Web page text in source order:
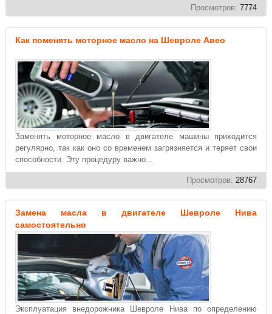
Просмотров: 7774
Как поменять моторное масло на Шевроле Авео
Заменять моторное масло в двигателе машины приходится
регулярно, так как оно со временем загрязняется и теряет свои
способности. Эту процедуру важно...
Просмотров: 28767
Замена масла в двигателе Шевроле Нива
самостоятельно
Эксплуатация внедорожника Шевроле Нива по определению